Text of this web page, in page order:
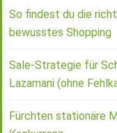
So findest du die
bewusstes Shopping
Sale-Strategie für
Lazamani (ohne
Fürchten stationäre